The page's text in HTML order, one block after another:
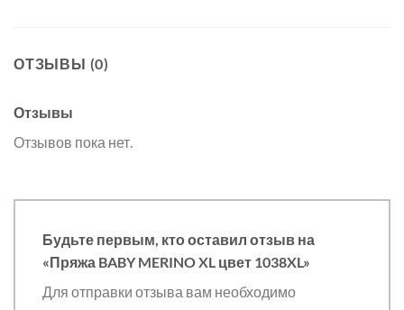
ОТЗЫВЫ (0)
Отзывы
Отзывов пока нет.
Будьте первым, кто оставил отзыв на
«Пряжа BABY MERINO XL цвет 1038XL»
Для отправки отзыва вам необходимо